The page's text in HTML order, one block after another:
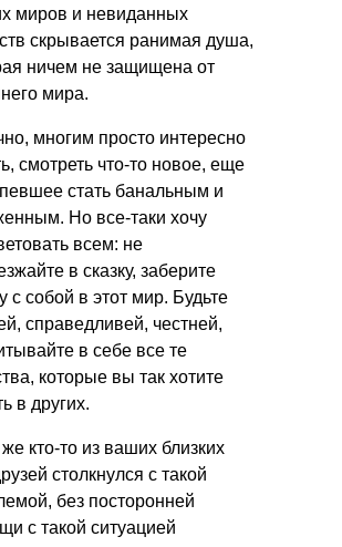
миров и невиданных
скрывается ранимая душа,
ничем не защищена от
мира.
многим просто интересно
смотреть что-то новое, еще
стать банальным и
Но все-таки хочу
всем: не
в сказку, заберите
с собой в этот мир. Будьте
справедливей, честней,
в себе все те
которые вы так хотите
в других.
кто-то из ваших близких
столкнулся с такой
без посторонней
с такой ситуацией